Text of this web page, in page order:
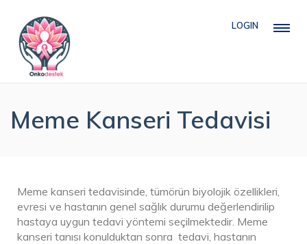
LOGIN
Meme Kanseri Tedavisi
Meme kanseri tedavisinde, tümörün biyolojik özellikleri,
evresi ve hastanın genel sağlık durumu değerlendirilip
hastaya uygun tedavi yöntemi seçilmektedir. Meme
kanseri tanısı konulduktan sonra tedavi, hastanın